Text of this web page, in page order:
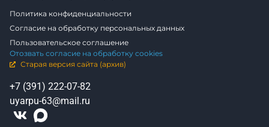
Политика конфиденциальности
Согласие на обработку персональных данных
Пользовательское соглашение
Отозвать согласие на обработку cookies
Старая версия сайта (архив)
+7 (391) 222-07-82
uyarpu-63@mail.ru